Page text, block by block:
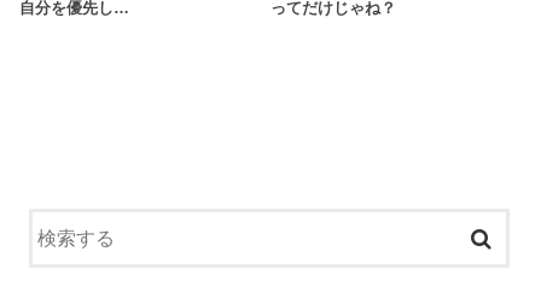
自分を優先し…
ってだけじゃね？